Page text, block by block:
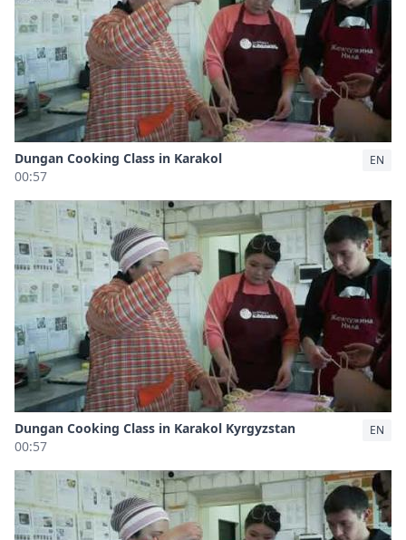
Dungan Cooking Class in Karakol
00:57
EN
Dungan Cooking Class in Karakol Kyrgyzstan
00:57
EN